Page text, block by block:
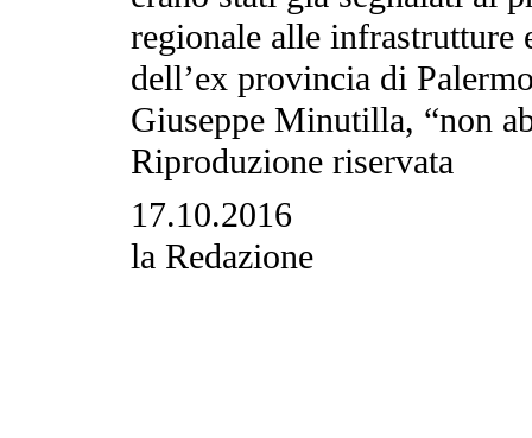
regionale alle infrastrutture
dell’ex provincia di
Giuseppe Minutilla, “non
Riproduzione riservata
17.10.2016
la Redazione